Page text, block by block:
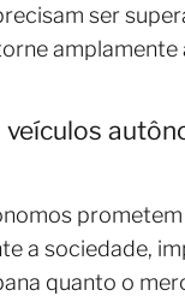
ser
amplamente
a sociedade,
quanto o